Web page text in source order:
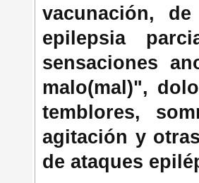
vacunación,
epilepsia
sensaciones
malo(mal)",
temblores,
agitación y
de ataques